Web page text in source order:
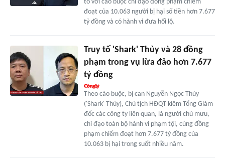
tố với cáo buộc chỉ đạo đồng phạm chiếm
đoạt của 10.063 người bị hại số tiền hơn 7.677
tỷ đồng và có hành vi đưa hối lộ.
Truy tố 'Shark' Thủy và 28 đồng
phạm trong vụ lừa đảo hơn 7.677
tỷ đồng
Theo cáo buộc, bị can Nguyễn Ngọc Thủy
('Shark' Thủy), Chủ tịch HĐQT kiêm Tổng Giám
đốc các công ty liên quan, là người chủ mưu,
chỉ đạo toàn bộ hành vi phạm tội, cùng đồng
phạm chiếm đoạt hơn 7.677 tỷ đồng của
10.063 bị hại trong suốt nhiều năm.